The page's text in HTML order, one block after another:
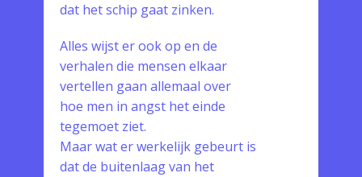
dat het schip gaat zinken.
Alles wijst er ook op en de
verhalen die mensen elkaar
vertellen gaan allemaal over
hoe men in angst het einde
tegemoet ziet.
Maar wat er werkelijk gebeurt is
dat de buitenlaag van het